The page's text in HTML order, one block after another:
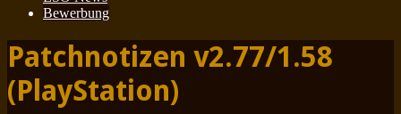
Bewerbung
Patchnotizen v2.77/1.58
(PlayStation)